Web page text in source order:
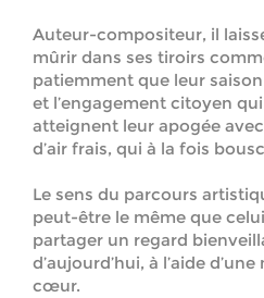
Auteur-compositeur, il
mûrir dans ses tiroirs
patiemment que leur
et l’engagement citoyen
atteignent leur apogée
d’air frais, qui à la fois
Le sens du parcours
peut-être le même que
partager un regard
d’aujourd’hui, à l’aide
cœur.